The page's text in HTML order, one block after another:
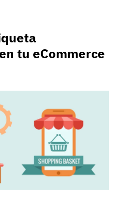
tu eCommerce